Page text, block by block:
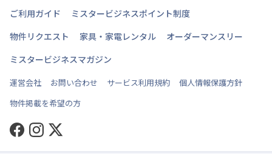
ご利用ガイド
ミスタービジネスポイント制度
物件リクエスト
家具・家電レンタル
オーダーマンスリー
ミスタービジネスマガジン
運営会社 お問い合わせ サービス利用規約
個人情報保護方針
物件掲載を希望の方
Facebook
Instagram
Twitter